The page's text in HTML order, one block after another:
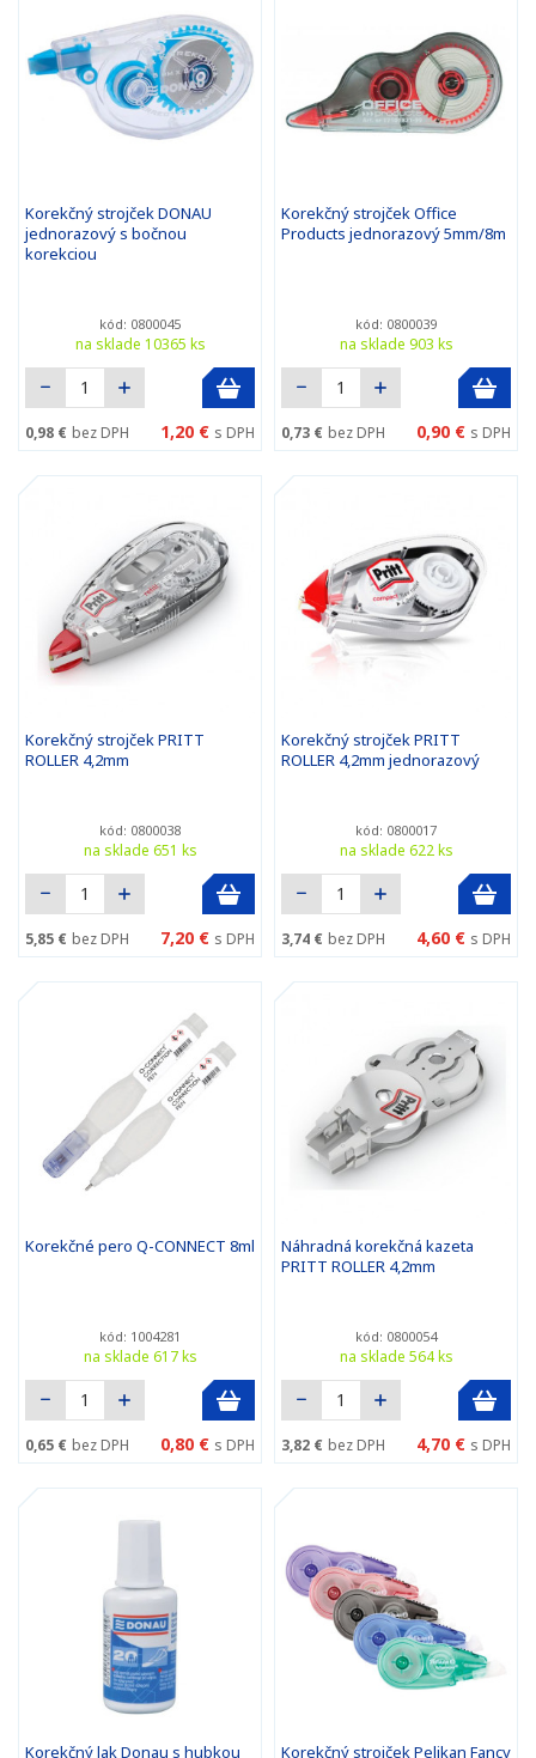
Korekčný strojček DONAU
jednorazový s bočnou
korekciou
kód: 0800045
na sklade 10365 ks
0,98 € bez DPH 1,20 € s DPH
Korekčný strojček Office
Products jednorazový 5mm/8m
kód: 0800039
na sklade 903 ks
0,73 € bez DPH 0,90 € s DPH
Korekčný strojček PRITT
ROLLER 4,2mm
kód: 0800038
na sklade 651 ks
5,85 € bez DPH 7,20 € s DPH
Korekčný strojček PRITT
ROLLER 4,2mm jednorazový
kód: 0800017
na sklade 622 ks
3,74 € bez DPH 4,60 € s DPH
Korekčné pero Q-CONNECT 8ml
kód: 1004281
na sklade 617 ks
0,65 € bez DPH 0,80 € s DPH
Náhradná korekčná kazeta
PRITT ROLLER 4,2mm
kód: 0800054
na sklade 564 ks
3,82 € bez DPH 4,70 € s DPH
Korekčný lak Donau s hubkou Korekčný strojček Pelikan Fancy